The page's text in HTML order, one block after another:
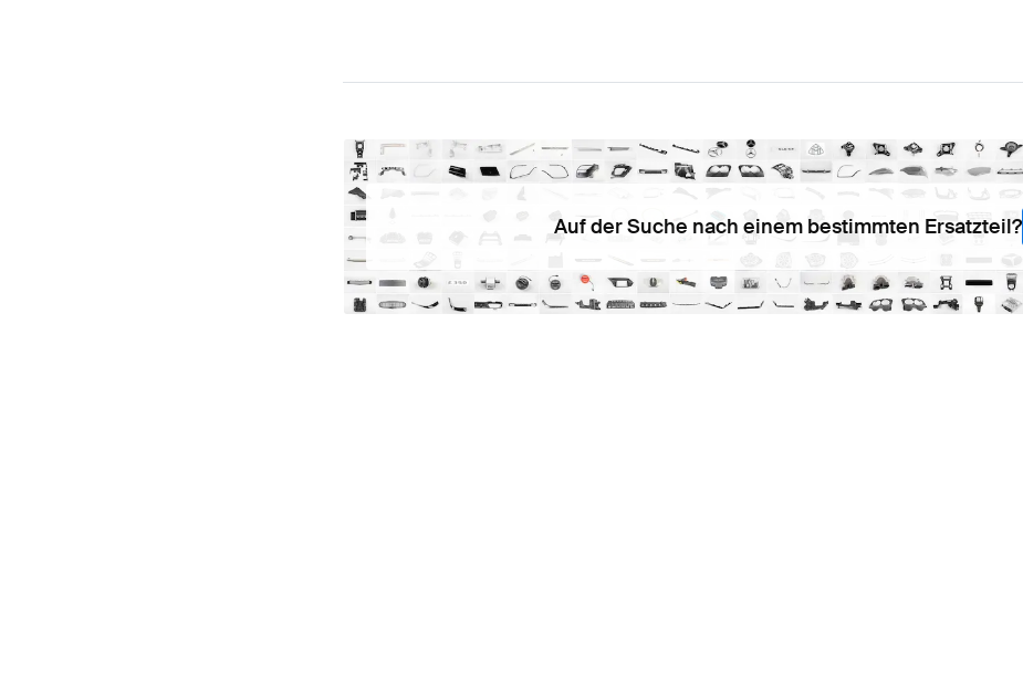
Auf der Suche nach einem bestimmten Ersatzteil?